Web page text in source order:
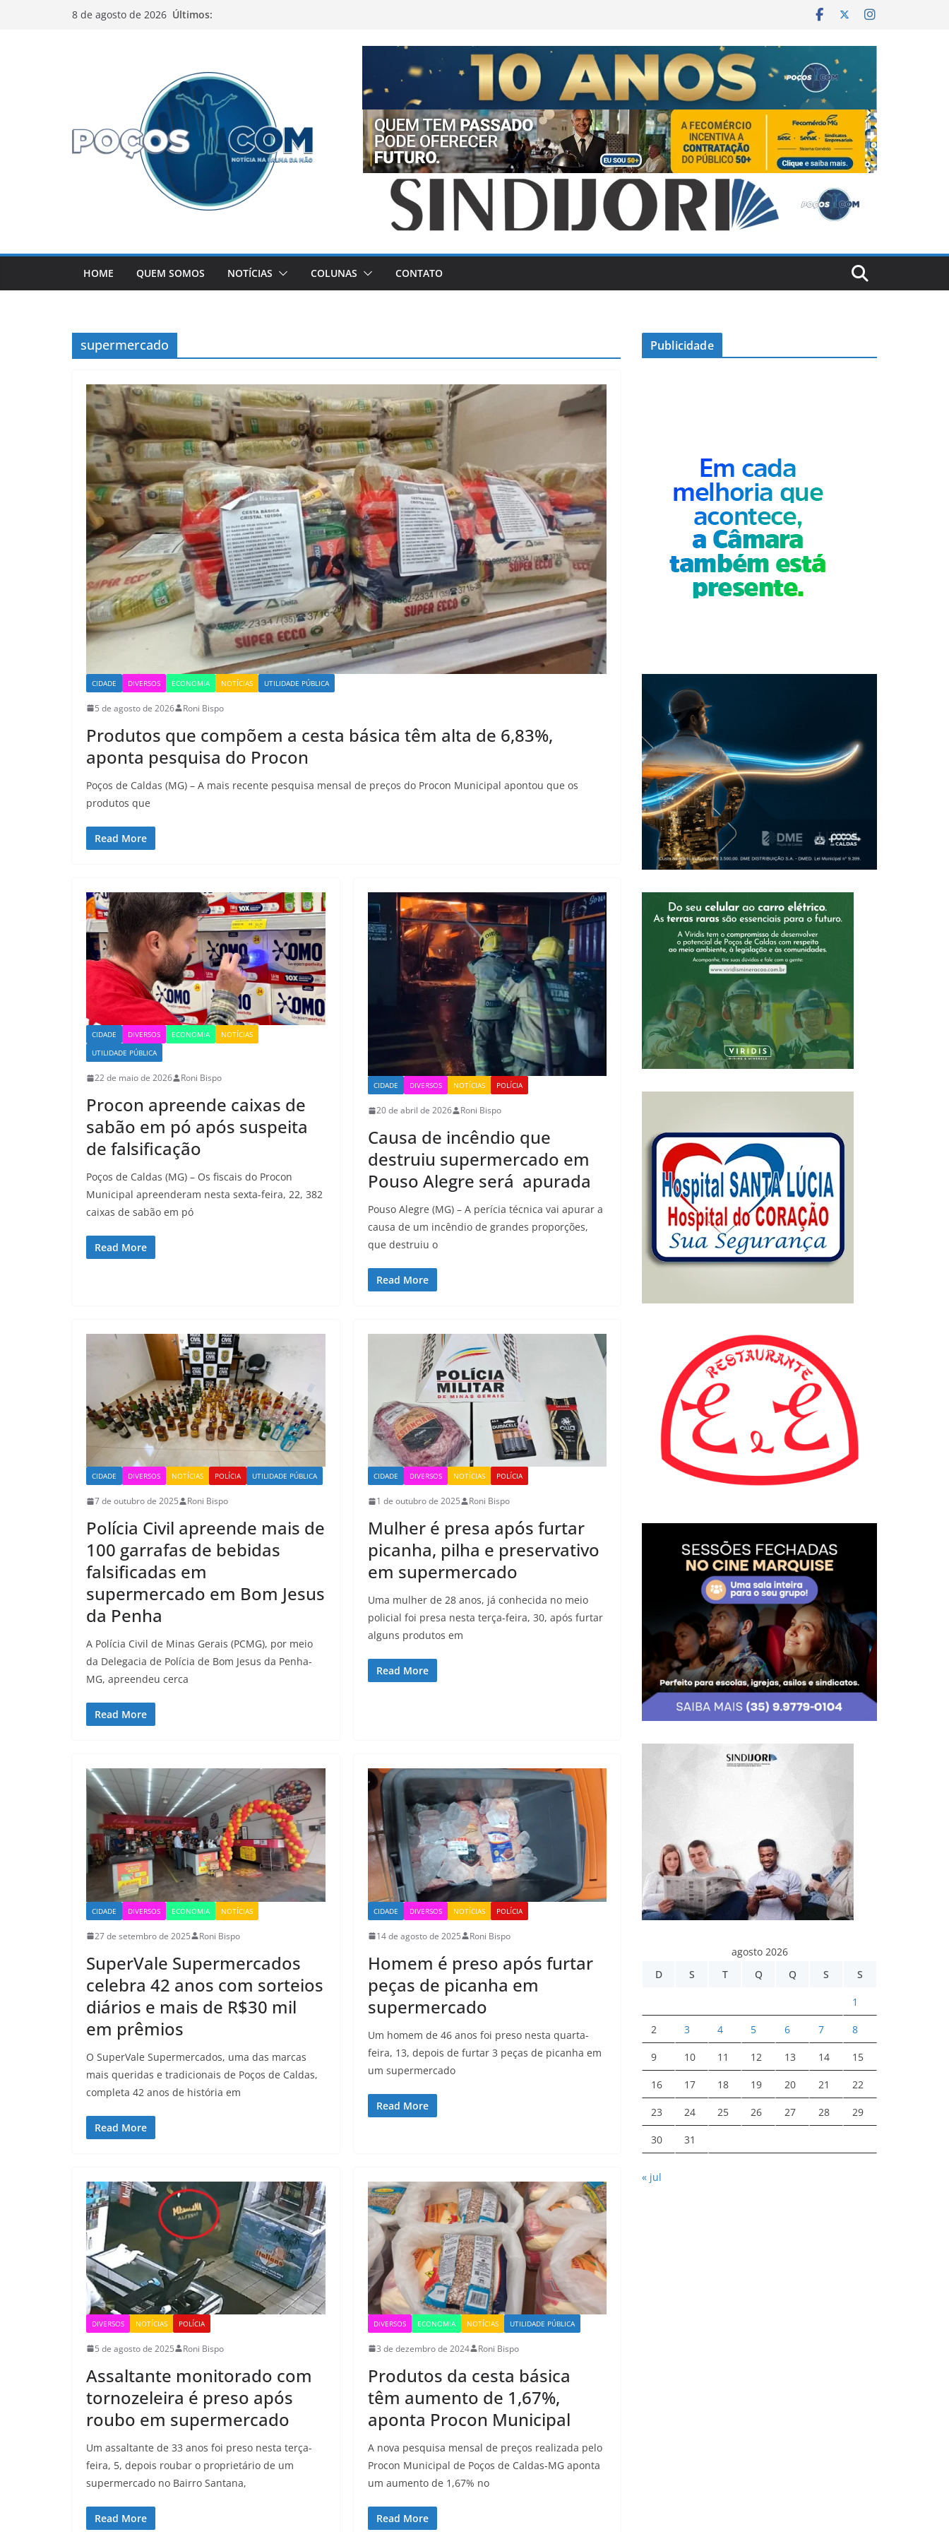
8 de agosto de 2026 Últimos:
HOME QUEM SOMOS NOTÍCIAS COLUNAS CONTATO
supermercado
CIDADE DIVERSOS ECONOMIA NOTÍCIAS UTILIDADE PÚBLICA
5 de agosto de 2026 Roni Bispo
Produtos que compõem a cesta básica têm alta de 6,83%,
aponta pesquisa do Procon
Poços de Caldas (MG) – A mais recente pesquisa mensal de preços do Procon Municipal apontou que os
produtos que
Read More
CIDADE DIVERSOS ECONOMIA
NOTÍCIAS
UTILIDADE PÚBLICA
22 de maio de 2026 Roni Bispo
Procon apreende caixas de
sabão em pó após suspeita
de falsificação
Poços de Caldas (MG) – Os fiscais do Procon
Municipal apreenderam nesta sexta-feira, 22, 382
caixas de sabão em pó
Read More
CIDADE DIVERSOS NOTÍCIAS POLÍCIA
20 de abril de 2026 Roni Bispo
Causa de incêndio que
destruiu supermercado em
Pouso Alegre será apurada
Pouso Alegre (MG) – A perícia técnica vai apurar a
causa de um incêndio de grandes proporções,
que destruiu o
Read More
CIDADE DIVERSOS NOTÍCIAS POLÍCIA UTILIDADE PÚBLICA
7 de outubro de 2025 Roni Bispo
Polícia Civil apreende mais de
100 garrafas de bebidas
falsificadas em
supermercado em Bom Jesus
da Penha
A Polícia Civil de Minas Gerais (PCMG), por meio
da Delegacia de Polícia de Bom Jesus da Penha-
MG, apreendeu cerca
Read More
CIDADE DIVERSOS NOTÍCIAS POLÍCIA
1 de outubro de 2025 Roni Bispo
Mulher é presa após furtar
picanha, pilha e preservativo
em supermercado
Uma mulher de 28 anos, já conhecida no meio
policial foi presa nesta terça-feira, 30, após furtar
alguns produtos em
Read More
CIDADE DIVERSOS ECONOMIA NOTÍCIAS
27 de setembro de 2025 Roni Bispo
SuperVale Supermercados
celebra 42 anos com sorteios
diários e mais de R$30 mil
em prêmios
O SuperVale Supermercados, uma das marcas
mais queridas e tradicionais de Poços de Caldas,
completa 42 anos de história em
Read More
CIDADE DIVERSOS NOTÍCIAS POLÍCIA
14 de agosto de 2025 Roni Bispo
Homem é preso após furtar
peças de picanha em
supermercado
Um homem de 46 anos foi preso nesta quarta-
feira, 13, depois de furtar 3 peças de picanha em
um supermercado
Read More
DIVERSOS NOTÍCIAS POLÍCIA
5 de agosto de 2025 Roni Bispo
Assaltante monitorado com
tornozeleira é preso após
roubo em supermercado
Um assaltante de 33 anos foi preso nesta terça-
feira, 5, depois roubar o proprietário de um
supermercado no Bairro Santana,
Read More
DIVERSOS ECONOMIA NOTÍCIAS UTILIDADE PÚBLICA
3 de dezembro de 2024 Roni Bispo
Produtos da cesta básica
têm aumento de 1,67%,
aponta Procon Municipal
A nova pesquisa mensal de preços realizada pelo
Procon Municipal de Poços de Caldas-MG aponta
um aumento de 1,67% no
Read More
Publicidade
agosto 2026
D
S T Q Q S S
1
2 3 4 5 6 7 8
9 10 11 12 13 14 15
16 17 18 19 20 21 22
23 24 25 26 27 28 29
30 31
« jul